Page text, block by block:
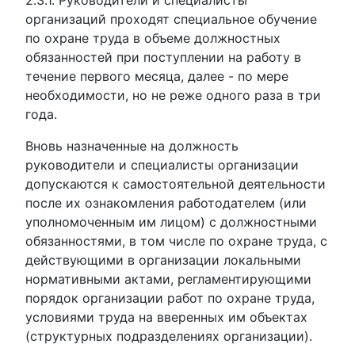
организаций проходят специальное обучение
по охране труда в объеме должностных
обязанностей при поступлении на работу в
течение первого месяца, далее - по мере
необходимости, но не реже одного раза в три
года.
Вновь назначенные на должность
руководители и специалисты организации
допускаются к самостоятельной деятельности
после их ознакомления работодателем (или
уполномоченным им лицом) с должностными
обязанностями, в том числе по охране труда, с
действующими в организации локальными
нормативными актами, регламентирующими
порядок организации работ по охране труда,
условиями труда на вверенных им объектах
(структурных подразделениях организации).